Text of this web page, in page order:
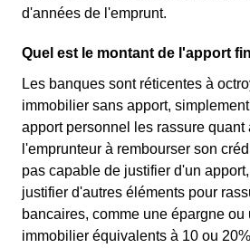
d'années de l'emprunt.
Quel est le montant de l'apport
Les banques sont réticentes à
immobilier sans apport,
apport personnel les rassure quant
l'emprunteur à rembourser son
pas capable de justifier d'un
justifier d'autres éléments pour
bancaires, comme une épargne ou
immobilier équivalents à 10 ou